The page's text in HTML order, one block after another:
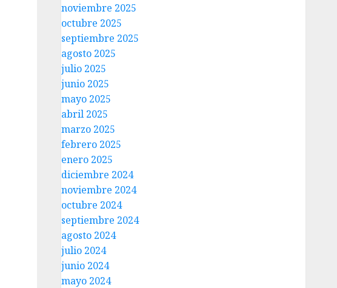
noviembre 2025
octubre 2025
septiembre 2025
agosto 2025
julio 2025
junio 2025
mayo 2025
abril 2025
marzo 2025
febrero 2025
enero 2025
diciembre 2024
noviembre 2024
octubre 2024
septiembre 2024
agosto 2024
julio 2024
junio 2024
mayo 2024